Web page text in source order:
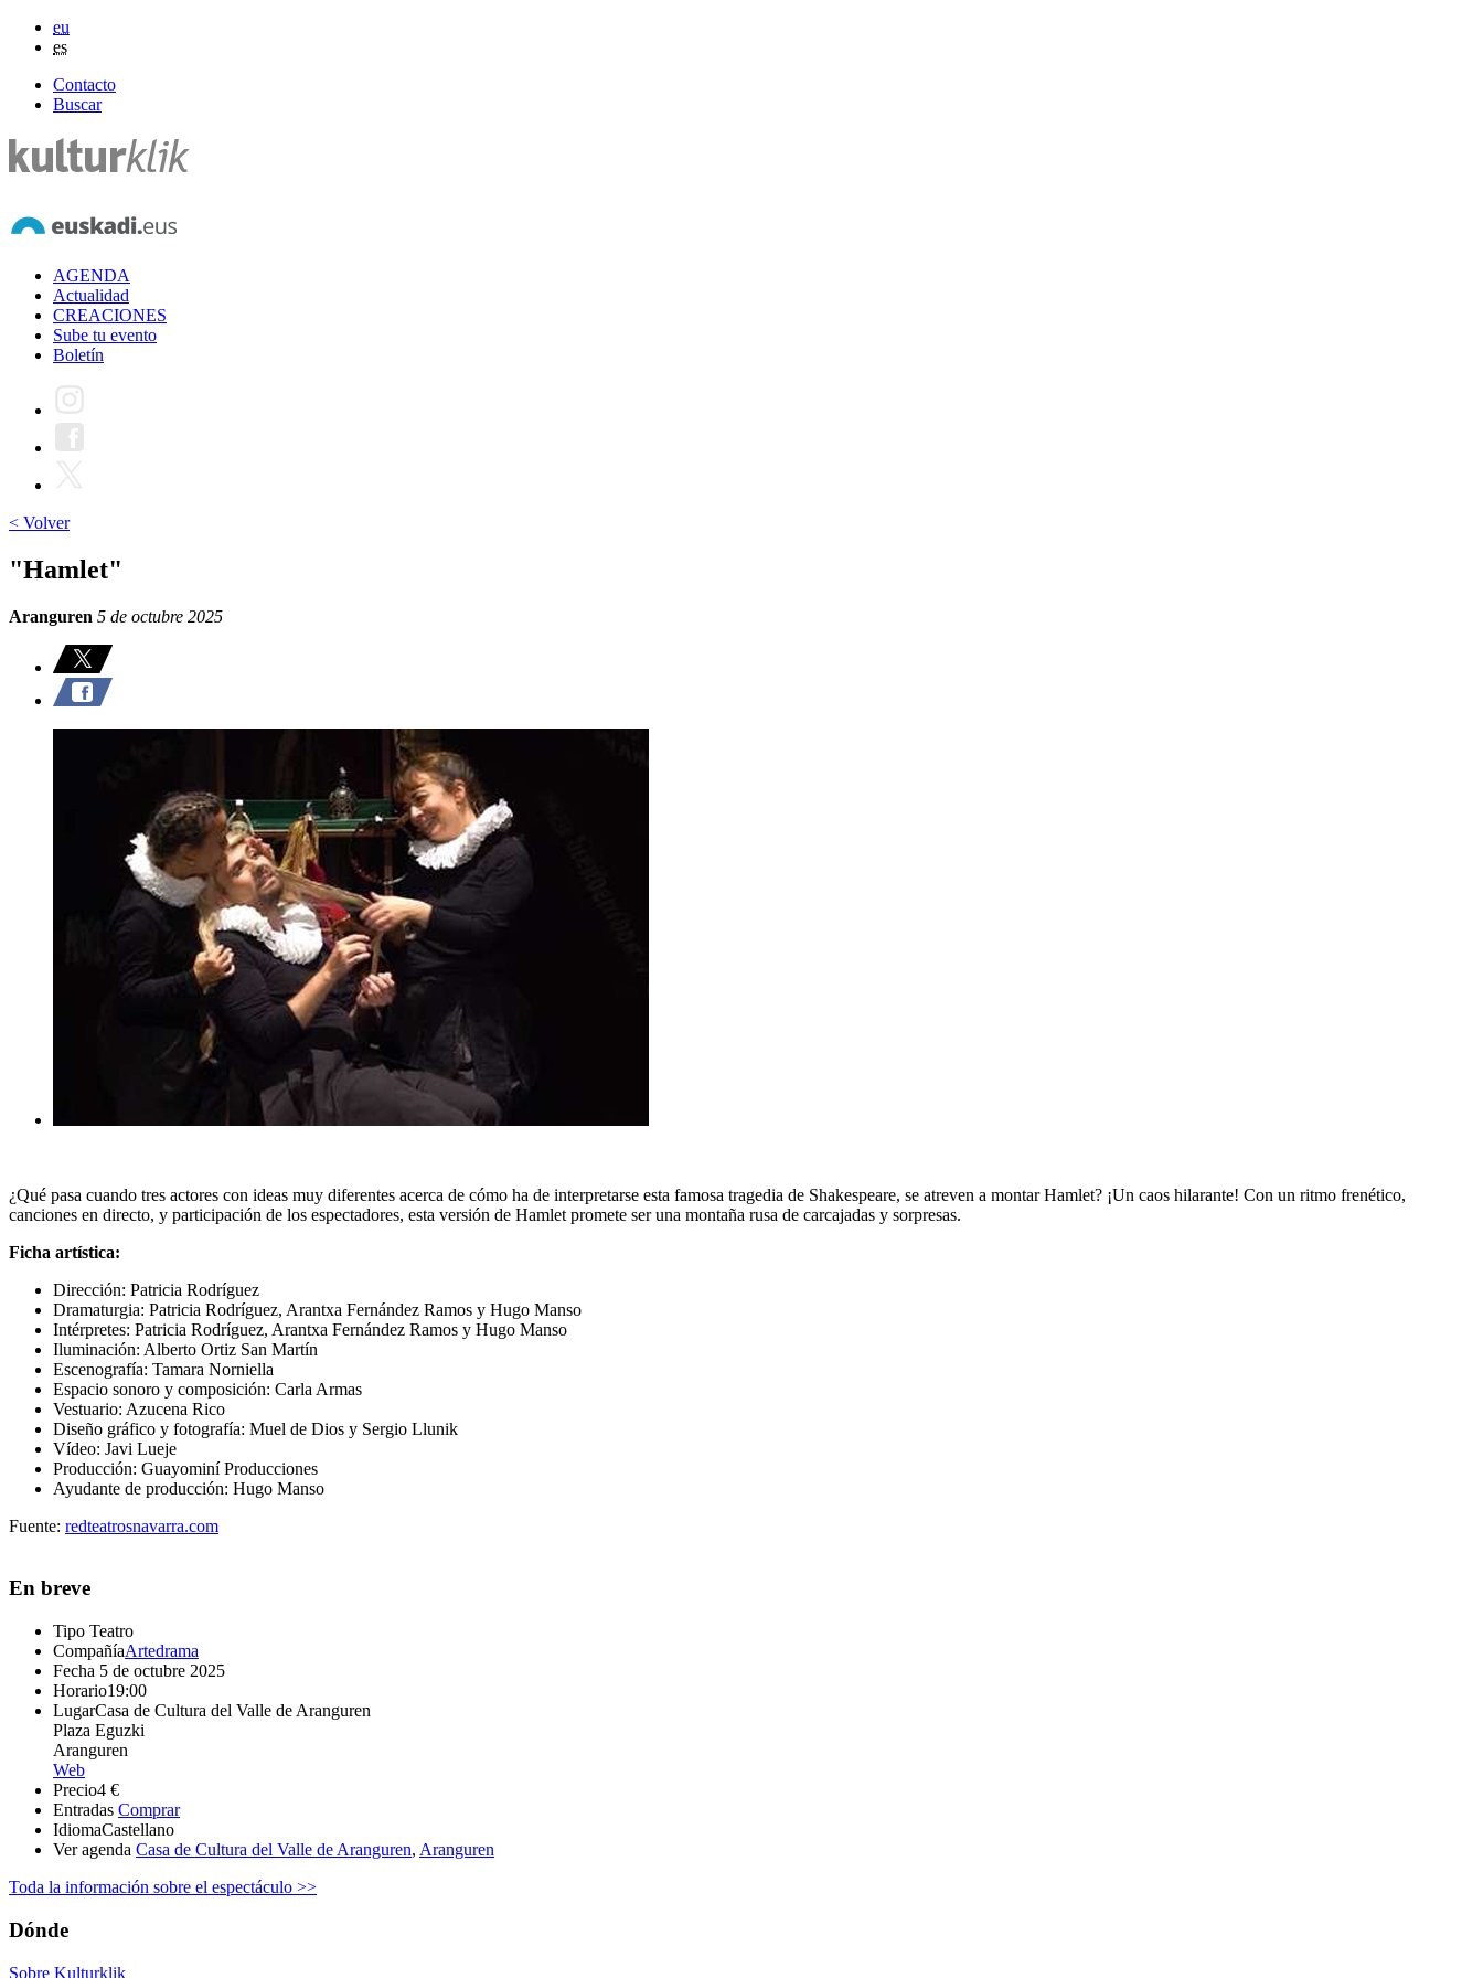
eu
es
Contacto
Buscar
AGENDA
Actualidad
CREACIONES
Sube tu evento
Boletín
< Volver
"Hamlet"
Aranguren 5 de octubre 2025
¿Qué pasa cuando tres actores con ideas muy diferentes acerca de cómo ha de interpretarse esta famosa tragedia de Shakespeare, se atreven a montar Hamlet? ¡Un caos hilarante! Con un ritmo frenético,
canciones en directo, y participación de los espectadores, esta versión de Hamlet promete ser una montaña rusa de carcajadas y sorpresas.
Ficha artística:
Dirección: Patricia Rodríguez
Dramaturgia: Patricia Rodríguez, Arantxa Fernández Ramos y Hugo Manso
Intérpretes: Patricia Rodríguez, Arantxa Fernández Ramos y Hugo Manso
Iluminación: Alberto Ortiz San Martín
Escenografía: Tamara Norniella
Espacio sonoro y composición: Carla Armas
Vestuario: Azucena Rico
Diseño gráfico y fotografía: Muel de Dios y Sergio Llunik
Vídeo: Javi Lueje
Producción: Guayominí Producciones
Ayudante de producción: Hugo Manso
Fuente: redteatrosnavarra.com
En breve
Tipo Teatro
CompañíaArtedrama
Fecha 5 de octubre 2025
Horario19:00
LugarCasa de Cultura del Valle de Aranguren
Plaza Eguzki
Aranguren
Web
Precio4 €
Entradas Comprar
IdiomaCastellano
Ver agenda Casa de Cultura del Valle de Aranguren, Aranguren
Toda la información sobre el espectáculo >>
Dónde
Sobre Kulturklik